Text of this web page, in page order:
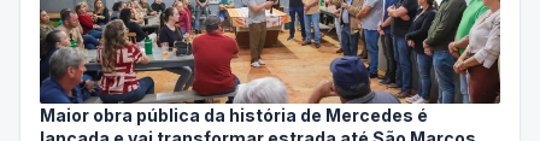
Maior obra pública da história de Mercedes é